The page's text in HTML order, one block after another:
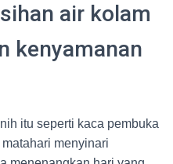
air kolam
kenyamanan
itu seperti kaca pembuka
menyinari